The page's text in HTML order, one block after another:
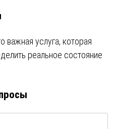
важная услуга, которая
реальное состояние